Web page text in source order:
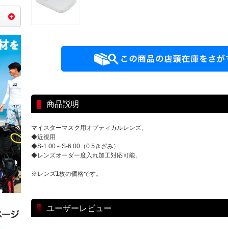
商品説明
マイスターマスク用オプティカルレンズ。
◆近視用
◆S-1.00～S-6.00（0.5きざみ）
◆レンズオーダー度入れ加工対応可能。
※レンズ1枚の価格です。
ユーザーレビュー